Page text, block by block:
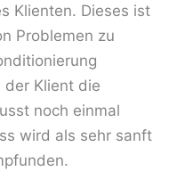
Klienten. Dieses ist
Problemen zu
der Klient die
noch einmal
wird als sehr sanft